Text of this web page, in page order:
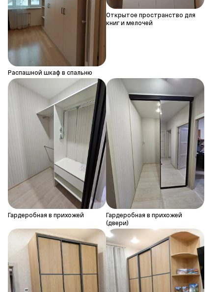
Распашной шкаф в спальню
Открытое пространство для
книг и мелочей
Гардеробная в прихожей
Гардеробная в прихожей
(двери)